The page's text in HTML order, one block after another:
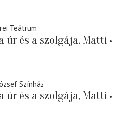
Teátrum
úr és a szolgája, Matti
Színház
úr és a szolgája, Matti